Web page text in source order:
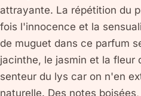
attrayante. La répétition du
fois l'innocence et la
de muguet dans ce parfum
jacinthe, le jasmin et la fleur
senteur du lys car on n'en
naturelle. Des notes